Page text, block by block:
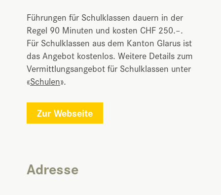
Führungen für Schulklassen dauern in der
Regel 90 Minuten und kosten CHF 250.–.
Für Schulklassen aus dem Kanton Glarus ist
das Angebot kostenlos. Weitere Details zum
Vermittlungsangebot für Schulklassen unter
«Schulen».
Zur Webseite
Adresse